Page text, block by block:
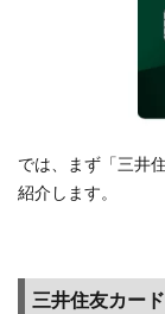
る使
ント
は1ポ
では、まず「三井
紹介します。
三井住友カー